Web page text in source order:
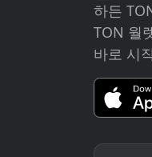
하든
TON 월
바로 시